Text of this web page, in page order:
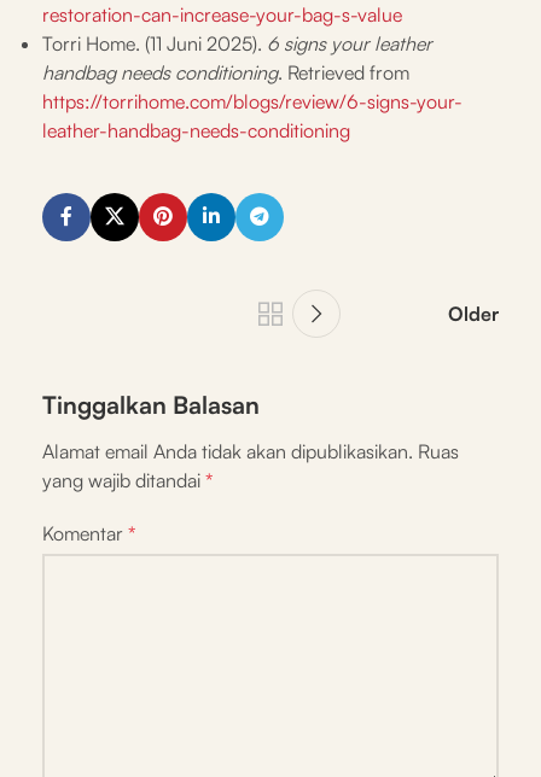
restoration-can-increase-your-bag-s-value
Torri Home. (11 Juni 2025). 6 signs your leather
handbag needs conditioning. Retrieved from
https://torrihome.com/blogs/review/6-signs-your-
leather-handbag-needs-conditioning
Older
Tinggalkan Balasan
Alamat email Anda tidak akan dipublikasikan. Ruas
yang wajib ditandai *
Komentar *